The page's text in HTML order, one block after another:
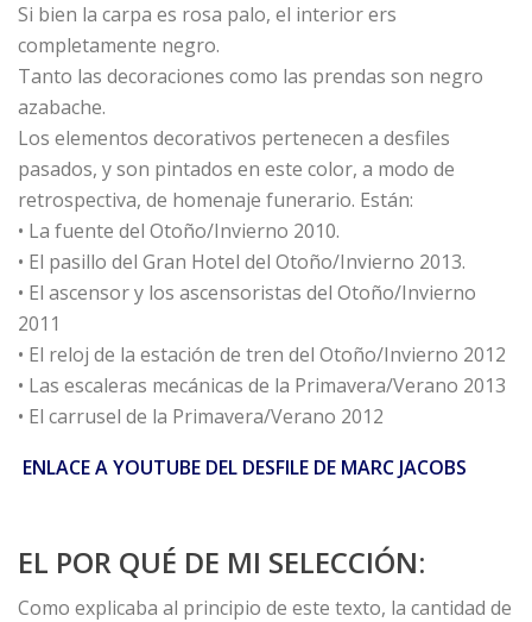
Si bien la carpa es rosa palo, el interior ers
completamente negro.
Tanto las decoraciones como las prendas son negro
azabache.
Los elementos decorativos pertenecen a desfiles
pasados, y son pintados en este color, a modo de
retrospectiva, de homenaje funerario. Están:
• La fuente del Otoño/Invierno 2010.
• El pasillo del Gran Hotel del Otoño/Invierno 2013.
• El ascensor y los ascensoristas del Otoño/Invierno
2011
• El reloj de la estación de tren del Otoño/Invierno 2012
• Las escaleras mecánicas de la Primavera/Verano 2013
• El carrusel de la Primavera/Verano 2012
ENLACE A YOUTUBE DEL DESFILE DE MARC JACOBS
EL POR QUÉ DE MI SELECCIÓN:
Como explicaba al principio de este texto, la cantidad de